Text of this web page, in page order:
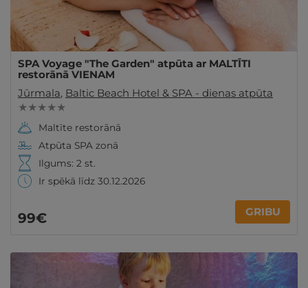
SPA Voyage "The Garden" atpūta ar MALTĪTI
restorānā VIENAM
Jūrmala, Baltic Beach Hotel & SPA - dienas atpūta
★ ★ ★ ★ ★
Maltīte restorānā
Atpūta SPA zonā
Ilgums: 2 st.
Ir spēkā līdz 30.12.2026
99€ GRIBU